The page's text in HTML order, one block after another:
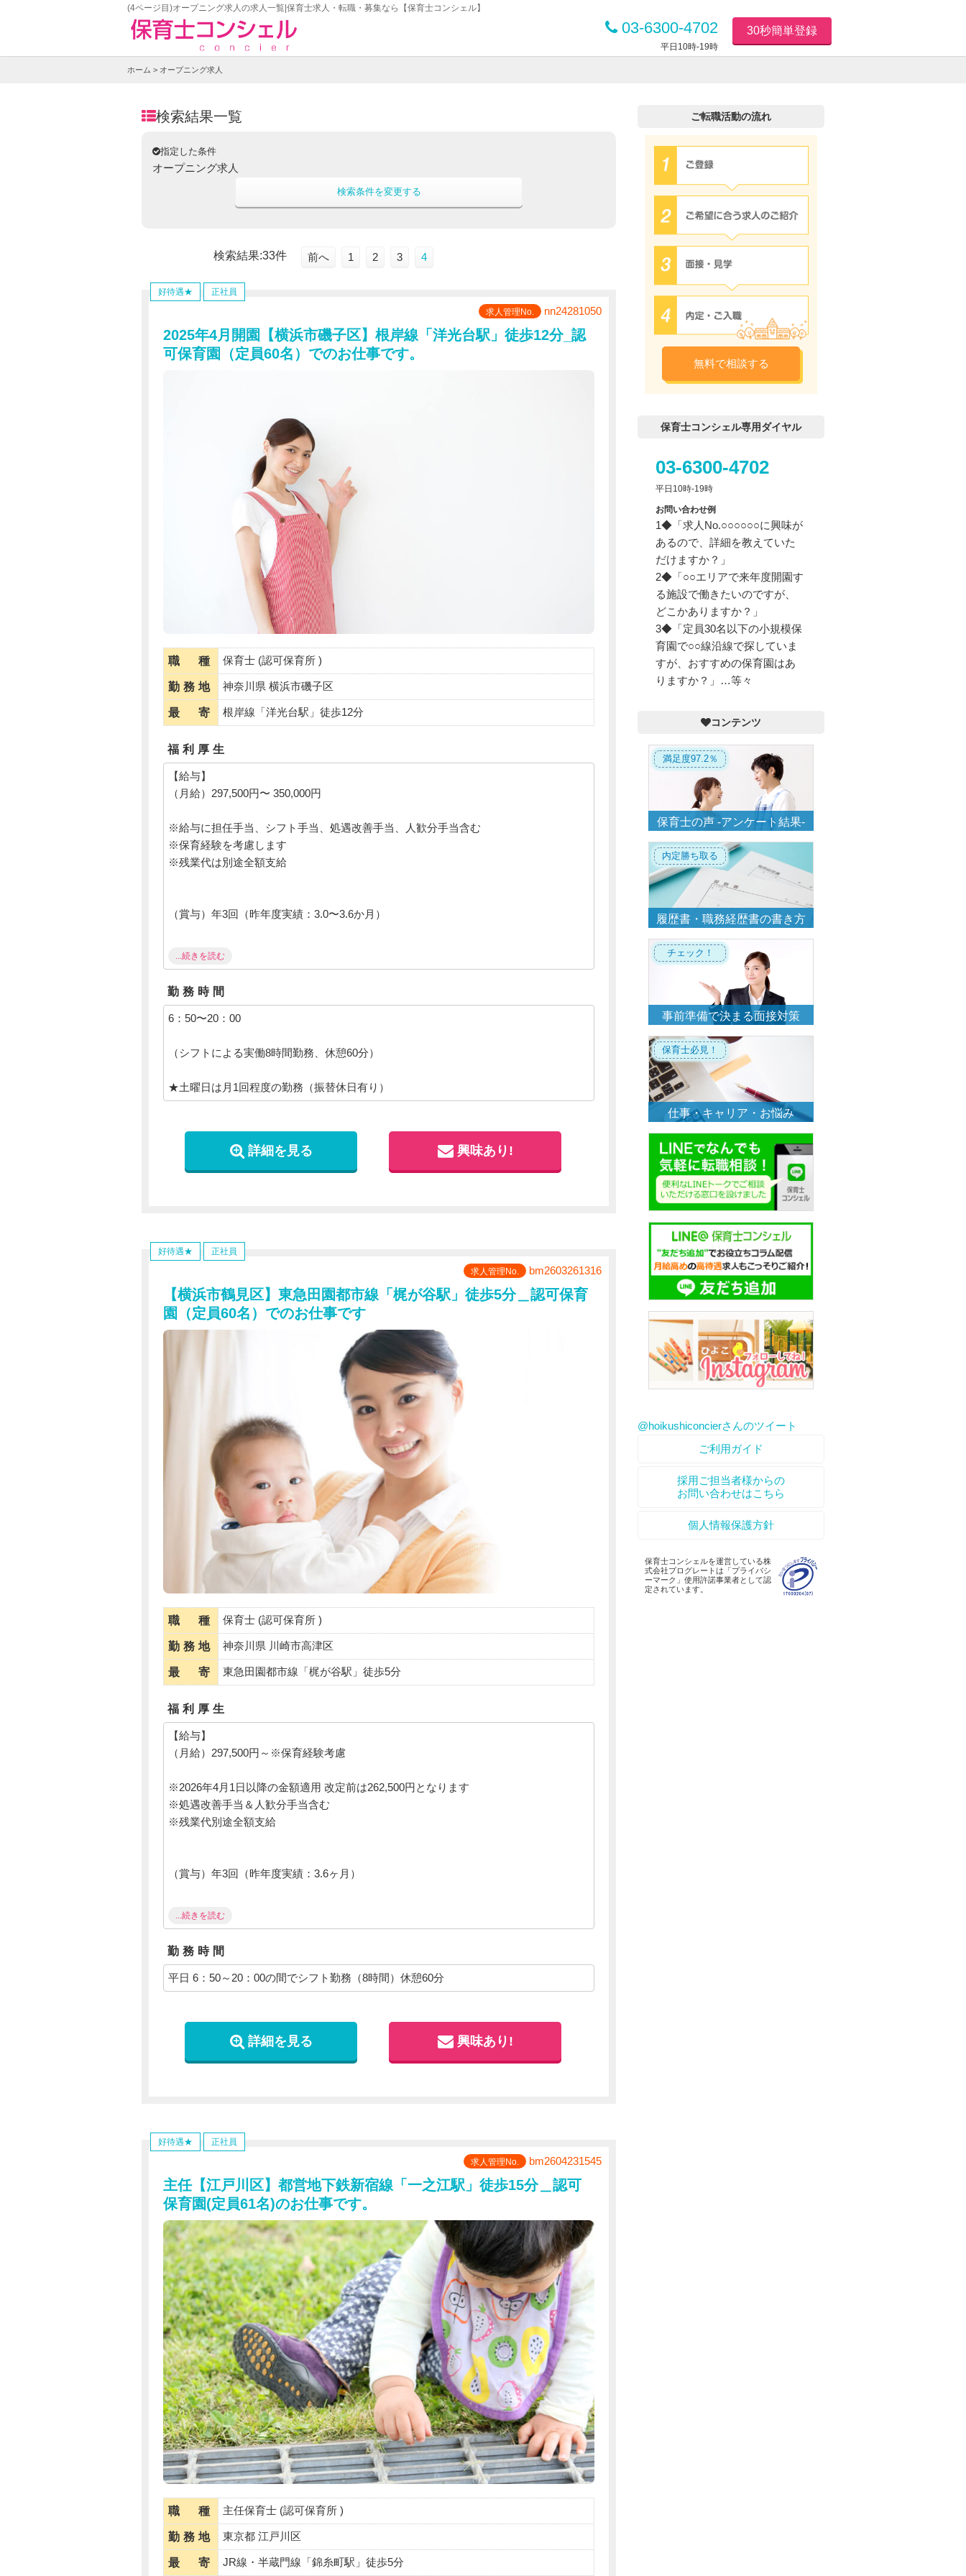
(4ページ目)オープニング求人の求人一覧|保育士求人・転職・募集なら【保育士コンシェル】
03-6300-4702
平日10時-19時
30秒簡単登録
ホーム > オープニング求人
検索結果一覧
指定した条件
オープニング求人
検索条件を変更する
検索結果:33件 前へ 1 2 3 4
求人管理No. nn24281050
2025年4月開園【横浜市磯子区】根岸線「洋光台駅」徒歩12分_認
可保育園（定員60名）でのお仕事です。
好待遇★ 正社員
職 種 保育士 (認可保育所 )
勤務地 神奈川県 横浜市磯子区
最 寄 根岸線「洋光台駅」徒歩12分
福利厚生
【給与】
（月給）297,500円〜 350,000円
※給与に担任手当、シフト手当、処遇改善手当、人歓分手当含む
※保育経験を考慮します
※残業代は別途全額支給
（賞与）年3回（昨年度実績：3.0〜3.6か月）
・
社会保険完備
・ 昇給年1回
・退職金制度（確定拠出年金）
・借り上げ社宅（社内規定あり）
・エプロン貸与
・各種割引が使える優待あり(福利厚生サービス)
研修制度あり（40講座以上）
【その他手当】
・交通費支給（上限50,000円/月、社宅利用者は別途社内規定あり）
・住宅手当
※試用期間：有
試用期間：3ヶ月後の月末まで
仕事内容：本採用と変わらず
...続きを読む
勤務時間
6：50〜20：00
（シフトによる実働8時間勤務、休憩60分）
★土曜日は月1回程度の勤務（振替休日有り）
詳細を見る 興味あり!
求人管理No. bm2603261316
【横浜市鶴見区】東急田園都市線「梶が谷駅」徒歩5分＿認可保育
園（定員60名）でのお仕事です
好待遇★ 正社員
職 種 保育士 (認可保育所 )
勤務地 神奈川県 川崎市高津区
最 寄 東急田園都市線「梶が谷駅」徒歩5分
福利厚生
【給与】
（月給）297,500円～※保育経験考慮
※2026年4月1日以降の金額適用 改定前は262,500円となります
※処遇改善手当＆人歓分手当含む
※残業代別途全額支給
（賞与）年3回（昨年度実績：3.6ヶ月）
社会保険完備（健康
昇給あり
通勤手当（社内規定あり）
自己啓発支援制度
退職金制度（確定拠出年金）
永年勤続者表彰制度
ユニフォーム貸与
試用期間：3ヶ月後の月末まで
仕事内容：本採用と変わらず
月給：本採用と変わらず
...続きを読む
勤務時間
平日 6：50～20：00の間でシフト勤務（8時間）休憩60分
詳細を見る 興味あり!
求人管理No. bm2604231545
主任【江戸川区】都営地下鉄新宿線「一之江駅」徒歩15分＿認可
保育園(定員61名)のお仕事です。
好待遇★ 正社員
職 種 主任保育士 (認可保育所 )
勤務地 東京都 江戸川区
最 寄 JR線・半蔵門線「錦糸町駅」徒歩5分
ご転職活動の流れ
無料で相談する
保育士コンシェル専用ダイヤル
03-6300-4702
平日10時-19時
お問い合わせ例
1◆「求人No.○○○○○○に興味が
あるので、詳細を教えていた
だけますか？」
2◆「○○エリアで来年度開園す
る施設で働きたいのですが、
どこかありますか？」
3◆「定員30名以下の小規模保
育園で○○線沿線で探していま
すが、おすすめの保育園はあ
りますか？」…等々
コンテンツ
満足度97.2％
保育士の声 -アンケート結果-
内定勝ち取る
履歴書・職務経歴書の書き方
チェック！
事前準備で決まる面接対策
保育士必見！
仕事・キャリア・お悩み
@hoikushiconcierさんのツイート
ご利用ガイド
採用ご担当者様からの
お問い合わせはこちら
個人情報保護方針
保育士コンシェルを運営している株
式会社プログレートは「プライバシ
ーマーク」使用許諾事業者として認
定されています。